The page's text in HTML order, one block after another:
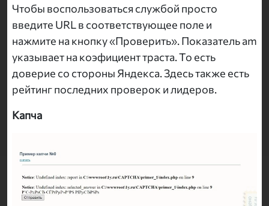
Чтобы воспользоваться службой просто
введите URL в соответствующее поле и
нажмите на кнопку «Проверить». Показатель am
указывает на коэфициент траста. То есть
доверие со стороны Яндекса. Здесь также есть
рейтинг последних проверок и лидеров.
Капча